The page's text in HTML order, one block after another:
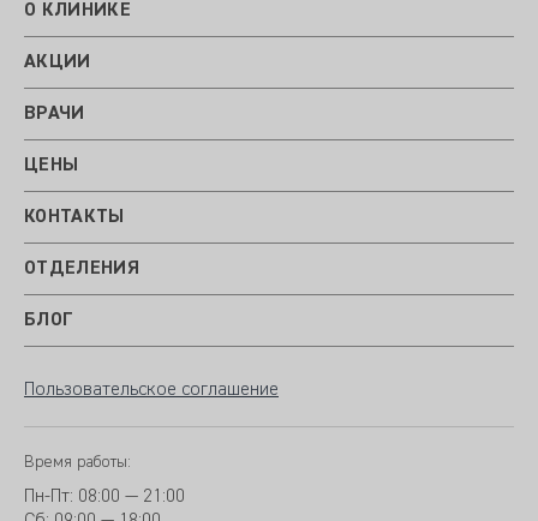
О КЛИНИКЕ
АКЦИИ
ВРАЧИ
ЦЕНЫ
КОНТАКТЫ
ОТДЕЛЕНИЯ
БЛОГ
Пользовательское соглашение
Время работы:
Пн-Пт: 08:00 — 21:00